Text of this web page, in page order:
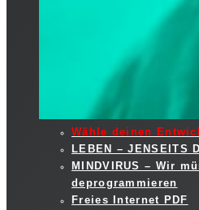
Wähle deinen
LEBEN – JENSEITS
MINDVIRUS – Wir
deprogrammieren
Freies Internet PDF